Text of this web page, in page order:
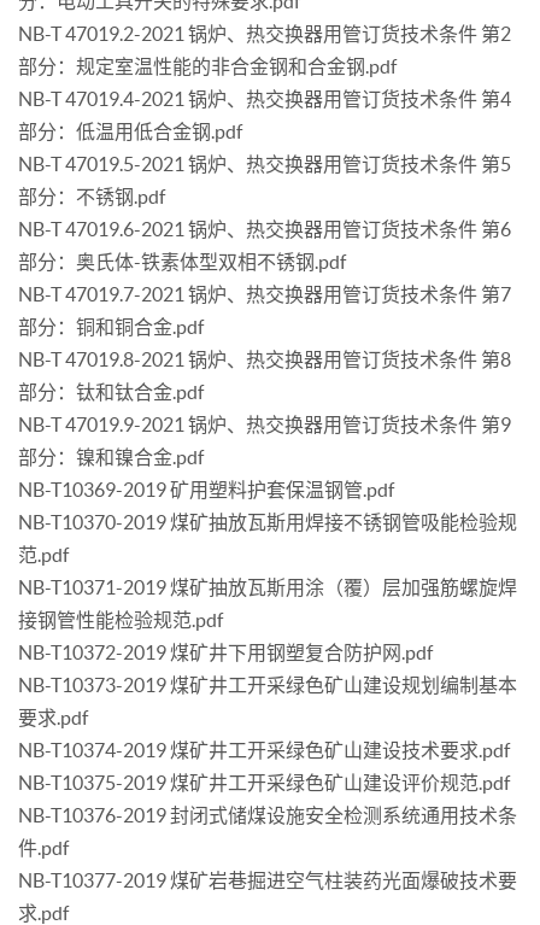
NB-T 47019.2-2021 锅炉、热交换器用管订货技术条件 第2
部分：规定室温性能的非合金钢和合金钢.pdf
NB-T 47019.4-2021 锅炉、热交换器用管订货技术条件 第4
部分：低温用低合金钢.pdf
NB-T 47019.5-2021 锅炉、热交换器用管订货技术条件 第5
部分：不锈钢.pdf
NB-T 47019.6-2021 锅炉、热交换器用管订货技术条件 第6
部分：奥氏体-铁素体型双相不锈钢.pdf
NB-T 47019.7-2021 锅炉、热交换器用管订货技术条件 第7
部分：铜和铜合金.pdf
NB-T 47019.8-2021 锅炉、热交换器用管订货技术条件 第8
部分：钛和钛合金.pdf
NB-T 47019.9-2021 锅炉、热交换器用管订货技术条件 第9
部分：镍和镍合金.pdf
NB-T10369-2019 矿用塑料护套保温钢管.pdf
NB-T10370-2019 煤矿抽放瓦斯用焊接不锈钢管吸能检验规
范.pdf
NB-T10371-2019 煤矿抽放瓦斯用涂（覆）层加强筋螺旋焊
接钢管性能检验规范.pdf
NB-T10372-2019 煤矿井下用钢塑复合防护网.pdf
NB-T10373-2019 煤矿井工开采绿色矿山建设规划编制基本
要求.pdf
NB-T10374-2019 煤矿井工开采绿色矿山建设技术要求.pdf
NB-T10375-2019 煤矿井工开采绿色矿山建设评价规范.pdf
NB-T10376-2019 封闭式储煤设施安全检测系统通用技术条
件.pdf
NB-T10377-2019 煤矿岩巷掘进空气柱装药光面爆破技术要
求.pdf